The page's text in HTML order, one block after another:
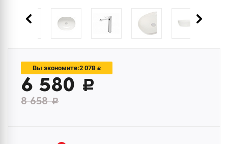
Вы экономите:2 078 c
6 580 c
8 658c